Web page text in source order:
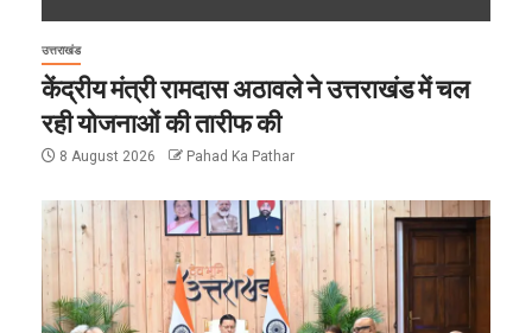
उत्तराखंड
केंद्रीय मंत्री रामदास अठावले ने उत्तराखंड में चल
रही योजनाओं की तारीफ की
8 August 2026 Pahad Ka Pathar